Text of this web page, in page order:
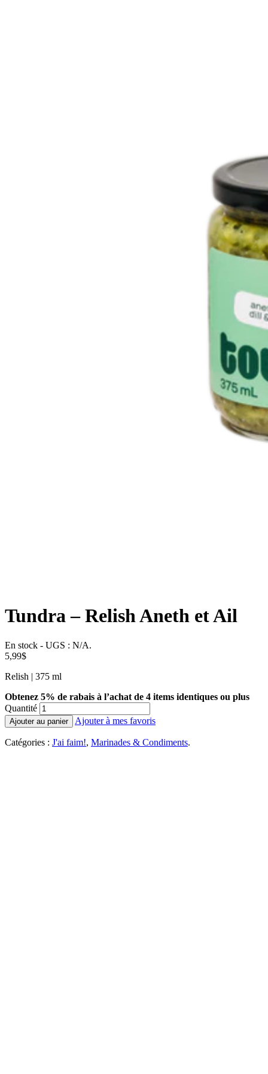
Tundra – Relish Aneth et Ail
En stock - UGS : N/A.
5,99$
Relish | 375 ml
Obtenez 5% de rabais à l’achat de 4 items identiques ou plus
Quantité
Ajouter au panier Ajouter à mes favoris
Catégories : J'ai faim!, Marinades & Condiments.